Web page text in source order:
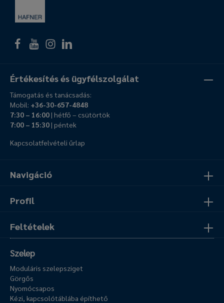
Navigáció
Profil
Feltételek
Értékesítés és ügyfélszolgálat
Támogatás és tanácsadás:
Mobil: +36-30-657-4848
7:30 – 16:00| hétfő – csütörtök
7:00 – 15:30| péntek
Kapcsolatfelvételi űrlap
Szelep
Moduláris szelepsziget
Görgős
Nyomócsapos
Kézi, kapcsolótáblába építhető